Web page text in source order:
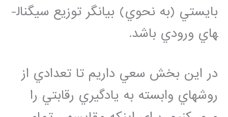
بايستي (به نحوي) بيانگر توزيع سيگنال­
هاي ورودي باشد.
در اين بخش سعي داريم تا تعدادي از
روش­هاي وابسته به يادگيري رقابتي را